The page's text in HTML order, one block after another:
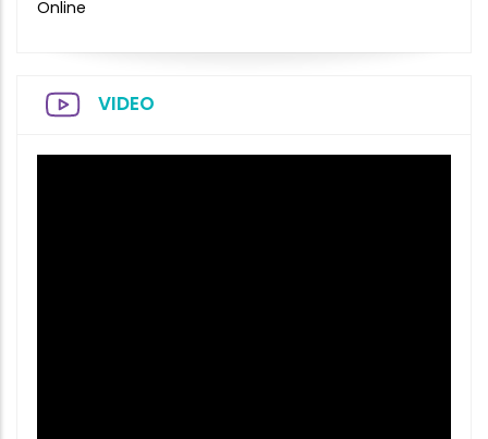
Online
VIDEO